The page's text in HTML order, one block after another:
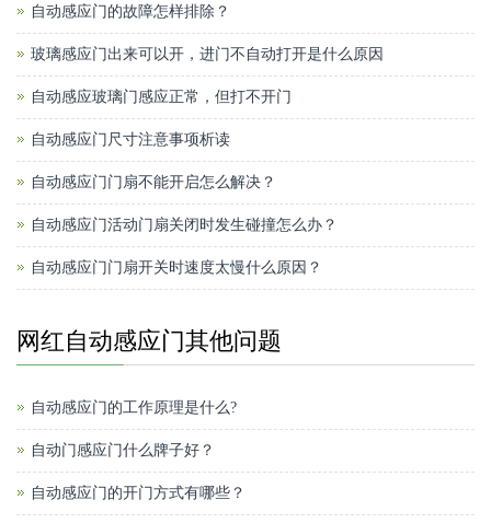
自动感应门的故障怎样排除？
玻璃感应门出来可以开，进门不自动打开是什么原因
自动感应玻璃门感应正常，但打不开门
自动感应门尺寸注意事项析读
自动感应门门扇不能开启怎么解决？
自动感应门活动门扇关闭时发生碰撞怎么办？
自动感应门门扇开关时速度太慢什么原因？
网红自动感应门其他问题
自动感应门的工作原理是什么?
自动门感应门什么牌子好？
自动感应门的开门方式有哪些？